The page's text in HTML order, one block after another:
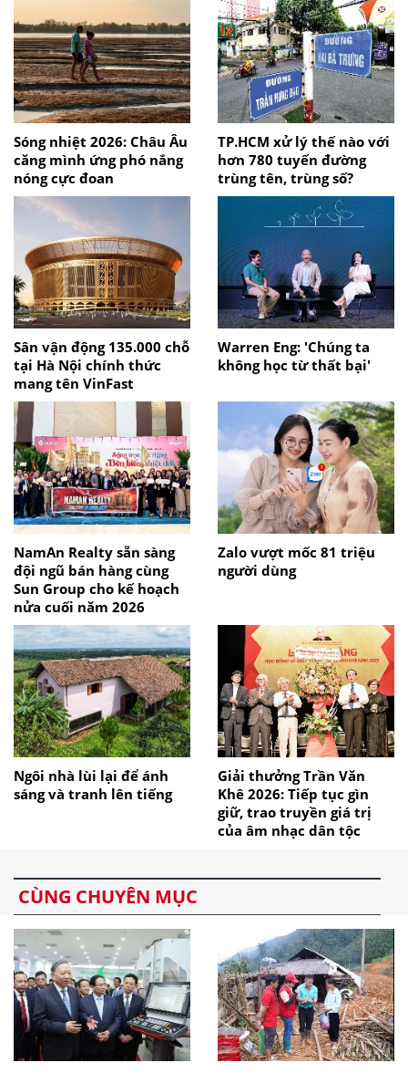
Sóng nhiệt 2026: Châu Âu
căng mình ứng phó nắng
nóng cực đoan
TP.HCM xử lý thế nào với
hơn 780 tuyến đường
trùng tên, trùng số?
Sân vận động 135.000 chỗ
tại Hà Nội chính thức
mang tên VinFast
Warren Eng: 'Chúng ta
không học từ thất bại'
NamAn Realty sẵn sàng
đội ngũ bán hàng cùng
Sun Group cho kế hoạch
nửa cuối năm 2026
Zalo vượt mốc 81 triệu
người dùng
Ngôi nhà lùi lại để ánh
sáng và tranh lên tiếng
Giải thưởng Trần Văn
Khê 2026: Tiếp tục gìn
giữ, trao truyền giá trị
của âm nhạc dân tộc
CÙNG CHUYÊN MỤC